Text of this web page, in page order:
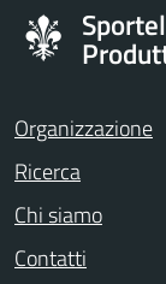
Organizzazione
Ricerca
Chi siamo
Contatti